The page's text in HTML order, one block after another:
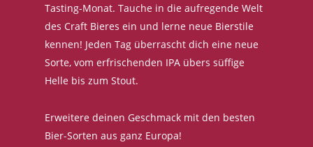
Tasting-Monat. Tauche in die aufregende Welt
des Craft Bieres ein und lerne neue Bierstile
kennen! Jeden Tag überrascht dich eine neue
Sorte, vom erfrischenden IPA übers süffige
Helle bis zum Stout.
Erweitere deinen Geschmack mit den besten
Bier-Sorten aus ganz Europa!